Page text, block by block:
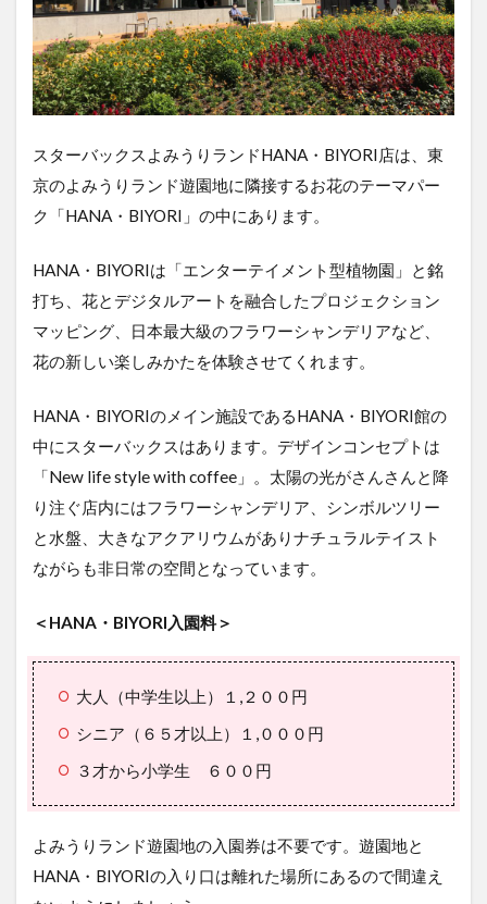
スターバックスよみうりランドHANA・BIYORI店は、東
京のよみうりランド遊園地に隣接するお花のテーマパー
ク「HANA・BIYORI」の中にあります。
HANA・BIYORIは「エンターテイメント型植物園」と銘
打ち、花とデジタルアートを融合したプロジェクション
マッピング、日本最大級のフラワーシャンデリアなど、
花の新しい楽しみかたを体験させてくれます。
HANA・BIYORIのメイン施設であるHANA・BIYORI館の
中にスターバックスはあります。デザインコンセプトは
「New life style with coffee」。太陽の光がさんさんと降
り注ぐ店内にはフラワーシャンデリア、シンボルツリー
と水盤、大きなアクアリウムがありナチュラルテイスト
ながらも非日常の空間となっています。
＜HANA・BIYORI入園料＞
大人（中学生以上）１,２００円
シニア（６５才以上）１,０００円
３才から小学生 ６００円
よみうりランド遊園地の入園券は不要です。遊園地と
HANA・BIYORIの入り口は離れた場所にあるので間違え